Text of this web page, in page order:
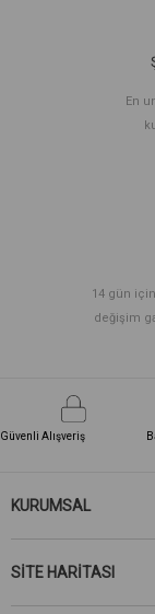
En
14 gün
değişim
Güvenli Alışveriş
KURUMSAL
SİTE HARİTASI